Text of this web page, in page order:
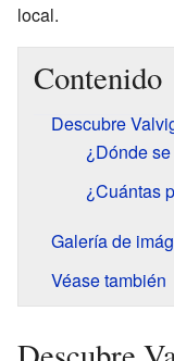
local.
Contenido
Descubre
¿Dónde
¿Cuántas
Galería de
Véase también